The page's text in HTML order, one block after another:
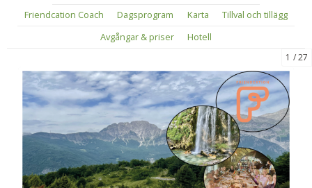
Friendcation Coach
Dagsprogram Karta
Tillval och tillägg
Avgångar & priser
Hotell
1 27